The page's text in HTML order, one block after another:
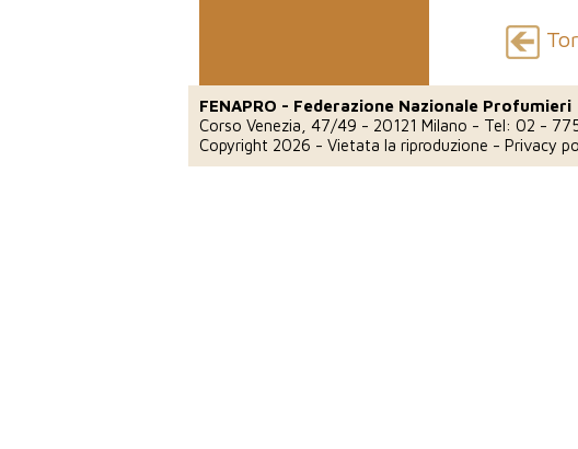
FENAPRO - Federazione Nazionale Profumieri
Corso Venezia, 47/49 - 20121 Milano - Tel: 02 -
Copyright 2026 - Vietata la riproduzione - Privacy